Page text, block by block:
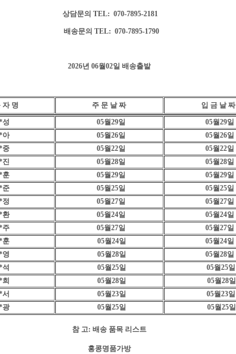
상담문의 TEL: 070-7895-2181
배송문의 TEL: 070-7895-1790
2026년 06월02일 배송출발
자 명 주 문 날 짜
입 금 날 짜
성
05월29일
05월29일
아
05월26일 05월26일
중
05월22일
05월22일
진
05월28일 05월28일
훈
05월29일 05월29일
준
05월25일 05월25일
정
05월27일 05월27일
환
05월24일 05월24일
주
05월27일
05월27일
훈
05월24일 05월24일
영
05월28일 05월28일
석
05월25일 05월25일
희
05월28일
05월28일
서
05월23일 05월23일
광
05월25일 05월25일
참 고: 배송 품목 리스트
홍콩명품가방